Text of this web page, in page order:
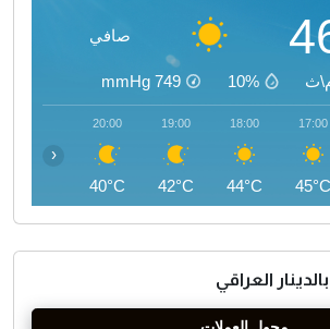
صافي
10%
749
mmHg
17:00
45°C
18:00
44°C
19:00
42°C
20:00
40°C
‹
العراقي